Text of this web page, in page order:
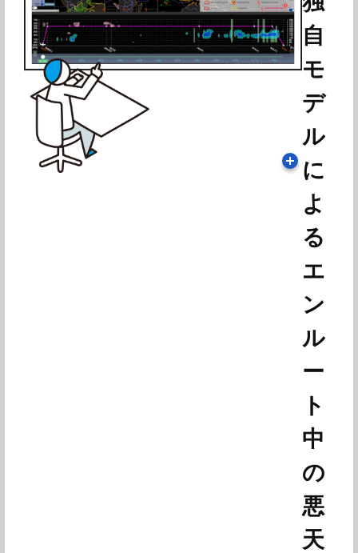
自
モ
デ
ル
に
よ
る
エ
ン
ル
ー
ト
中
の
悪
天